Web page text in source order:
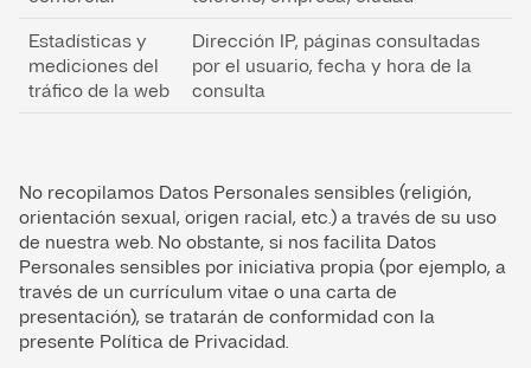
Estadísticas y
mediciones del
tráfico de la web
Dirección IP, páginas consultadas
por el usuario, fecha y hora de la
consulta
No recopilamos Datos Personales sensibles (religión,
orientación sexual, origen racial, etc.) a través de su uso
de nuestra web. No obstante, si nos facilita Datos
Personales sensibles por iniciativa propia (por ejemplo, a
través de un currículum vitae o una carta de
presentación), se tratarán de conformidad con la
presente Política de Privacidad.